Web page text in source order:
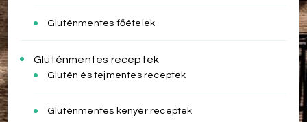
Gluténmentes főételek
Gluténmentes receptek
Glutén és tejmentes receptek
Gluténmentes kenyér receptek